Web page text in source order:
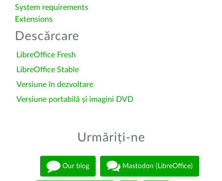
System requirements
Extensions
Descărcare
LibreOffice Fresh
LibreOffice Stable
Versiune în dezvoltare
Versiune portabilă și imagini DVD
Urmăriți-ne
Our blog Mastodon (LibreOffice)